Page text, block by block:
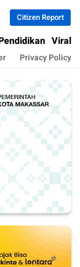
Citizen Report
Viral
Privacy Policy